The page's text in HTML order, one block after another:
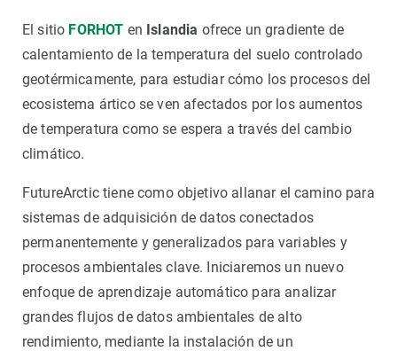
El sitio FORHOT en Islandia ofrece un gradiente de
calentamiento de la temperatura del suelo controlado
geotérmicamente, para estudiar cómo los procesos del
ecosistema ártico se ven afectados por los aumentos
de temperatura como se espera a través del cambio
climático.
FutureArctic tiene como objetivo allanar el camino para
sistemas de adquisición de datos conectados
permanentemente y generalizados para variables y
procesos ambientales clave. Iniciaremos un nuevo
enfoque de aprendizaje automático para analizar
grandes flujos de datos ambientales de alto
rendimiento, mediante la instalación de un